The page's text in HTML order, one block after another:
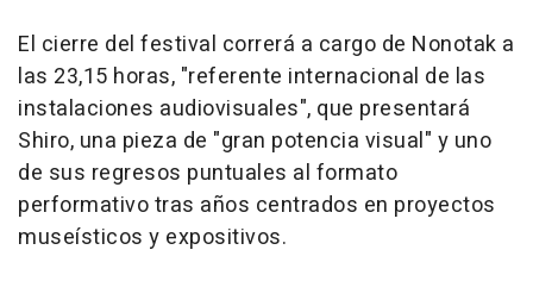
El cierre del festival correrá a cargo de Nonotak a
las 23,15 horas, "referente internacional de las
instalaciones audiovisuales", que presentará
Shiro, una pieza de "gran potencia visual" y uno
de sus regresos puntuales al formato
performativo tras años centrados en proyectos
museísticos y expositivos.